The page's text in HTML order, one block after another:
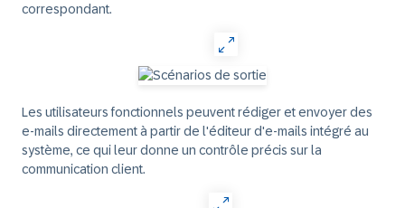
correspondant.
Les utilisateurs fonctionnels peuvent rédiger et envoyer des
e-mails directement à partir de l'éditeur d'e-mails intégré au
système, ce qui leur donne un contrôle précis sur la
communication client.